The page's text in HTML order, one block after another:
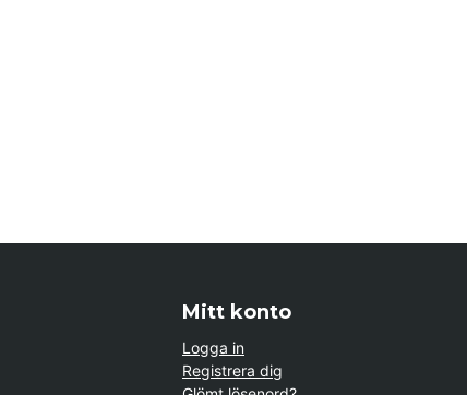
Mitt konto
Logga in
Registrera dig